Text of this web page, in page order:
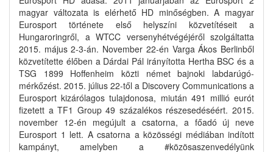
magyar változata is elérhető HD minőségben. A magyar
Eurosport története első helyszíni közvetítéseit a
Hungaroringről, a WTCC versenyhétvégéjéről szolgáltatta
2015. május 2-3-án. November 22-én Varga Ákos Berlinből
közvetítette élőben a Dárdai Pál irányította Hertha BSC és a
TSG 1899 Hoffenheim közti német bajnoki labdarúgó-
mérkőzést. 2015. július 22-től a Discovery Communications a
Eurosport kizárólagos tulajdonosa, miután 491 millió eurót
fizetett a TF1 Group 49 százalékos részesedéséért. 2015.
november 12-én megújult a csatorna, a főadó új neve
Eurosport 1 lett. A csatorna a közösségi médiában indított
kampányt, amelyben a #közösaszenvedélyünk